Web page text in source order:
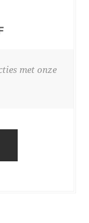
met onze